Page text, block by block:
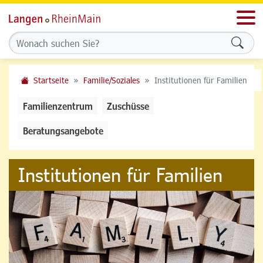
Startseite Familie/Soziales Institutionen für Familien
Familienzentrum Zuschüsse
Beratungsangebote
Institutionen für Familien